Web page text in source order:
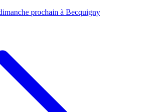
prochain à Becquigny